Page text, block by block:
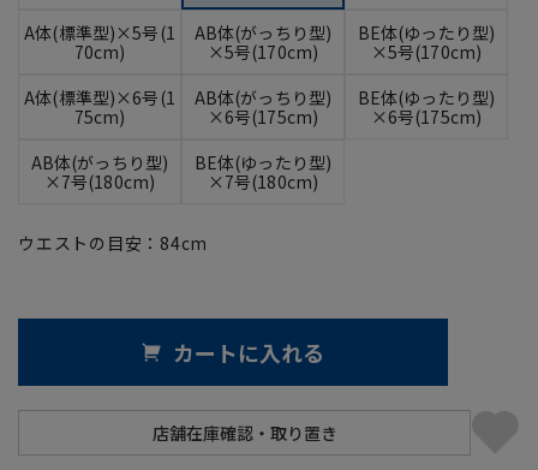
A体(標準型)×5号(1
70cm)
AB体(がっちり型)
×5号(170cm)
BE体(ゆったり型)
×5号(170cm)
A体(標準型)×6号(1
75cm)
AB体(がっちり型)
×6号(175cm)
BE体(ゆったり型)
×6号(175cm)
AB体(がっちり型)
×7号(180cm)
BE体(ゆったり型)
×7号(180cm)
ウエストの目安： 84cm
カートに入れる